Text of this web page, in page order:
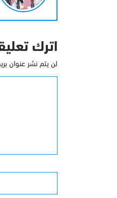
اترك
لن يتم نشر عنوان